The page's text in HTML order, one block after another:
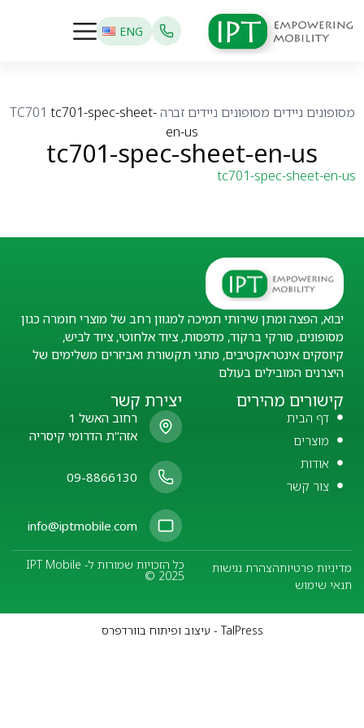
ENG
מסופונים ניידים מסופונים ניידים זברה TC701 tc701-spec-sheet-
en-us
tc701-spec-sheet-en-us
tc701-spec-sheet-en-us
יבוא, הפצה ומתן שירותי תמיכה למגוון רחב של מוצרי חומרה כגון
מסופונים, סורקי ברקוד, מדפסות, ציוד אלחוטי, ציוד לביש,
קיוסקים אינטראקטיבים, מתגי תקשורת ואביזרים משלימים של
היצרנים המובילים בעולם
קישורים מהירים
דף הבית
מוצרים
אודות
צור קשר
יצירת קשר
רחוב האשל 1
אזה"ת הדרומי קיסריה
09-8866130
info@iptmobile.com
מדיניות פרטיותהצהרת נגישות
תנאי שימוש
כל הזכויות שמורות ל- IPT Mobile
© 2025
TalPress - עיצוב ופיתוח בוורדפרס